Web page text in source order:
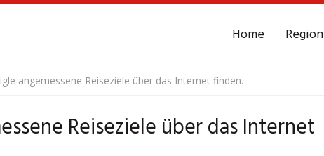
Home Region
angemessene Reiseziele über das Internet finden.
Reiseziele über das Internet